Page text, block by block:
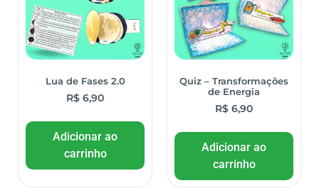
Lua de Fases 2.0
R$ 6,90
Adicionar ao
carrinho
Quiz – Transformações
de Energia
R$ 6,90
Adicionar ao
carrinho